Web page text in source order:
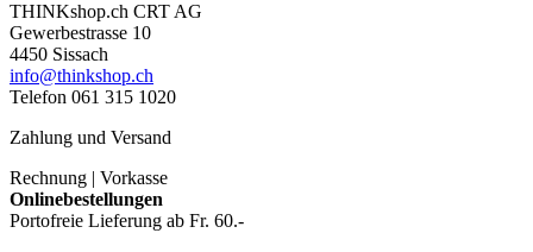
THINKshop.ch CRT AG
Gewerbestrasse 10
4450 Sissach
info@thinkshop.ch
Telefon 061 315 1020
Zahlung und Versand
Rechnung | Vorkasse
Onlinebestellungen
Portofreie Lieferung ab Fr. 60.-